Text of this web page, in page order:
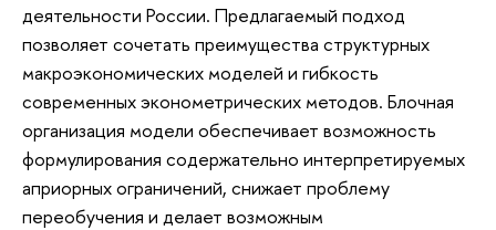
деятельности России. Предлагаемый подход
позволяет сочетать преимущества структурных
макроэкономических моделей и гибкость
современных эконометрических методов. Блочная
организация модели обеспечивает возможность
формулирования содержательно интерпретируемых
априорных ограничений, снижает проблему
переобучения и делает возможным